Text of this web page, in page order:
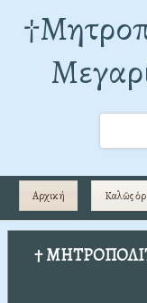
Αρχική Καλῶς
†